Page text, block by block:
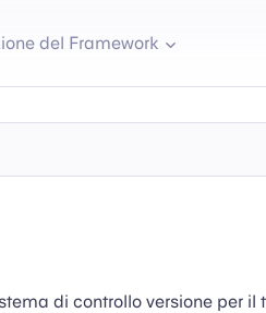
del Framework
di controllo versione per